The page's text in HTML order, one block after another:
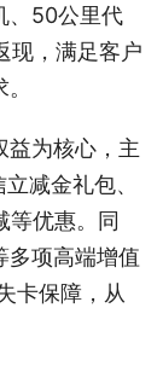
、50公里代
现，满足客户
益为核心，主
减金礼包、
等优惠。同
多项高端增值
卡保障，从